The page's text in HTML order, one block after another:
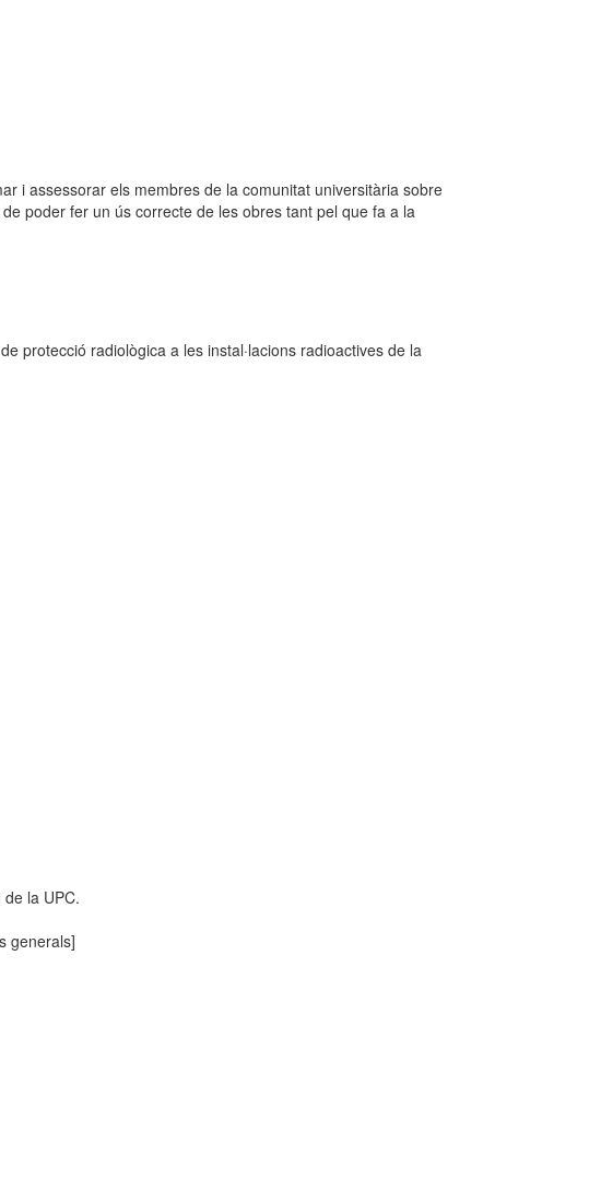
i assessorar els membres de la comunitat universitària sobre
poder fer un ús correcte de les obres tant pel que fa a la
protecció radiològica a les instal·lacions radioactives de la
la UPC.
generals]